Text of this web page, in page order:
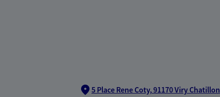
5 Place Rene Coty,91170 Viry Chatillon